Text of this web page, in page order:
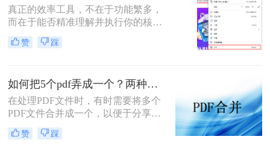
PDF合并指南，助你告别效率低下与
安全隐患。
真正的效率工具，不在于功能繁多，
而在于能否精准理解并执行你的核心
意图。“小编，快帮帮我！明早汇报
用的方案，十几份PDF还散着，甲方
紧急求助。
赞 踩
如何把5个pdf弄成一个？两种实用方法详解分享！
在处理PDF文件时，有时需要将多个
PDF文件合并成一个，以便于分享、
存储或打印。那么如何把5个pdf弄成
一个呢？本文将介绍两种将五个PDF
赞 踩